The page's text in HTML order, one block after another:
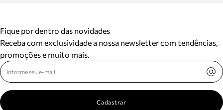
Fique por dentro das novidades
Receba com exclusividade a nossa newsletter com tendências,
promoções e muito mais.
Cadastrar